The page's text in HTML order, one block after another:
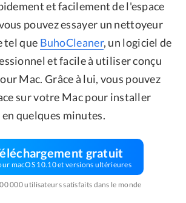
et facilement de l'espace
pouvez essayer un nettoyeur
tel que BuhoCleaner, un logiciel de
et facile à utiliser conçu
Mac. Grâce à lui, vous pouvez
sur votre Mac pour installer
quelques minutes.
gratuit
macOS 10.10 et versions ultérieures
000 utilisateurs satisfaits dans le monde